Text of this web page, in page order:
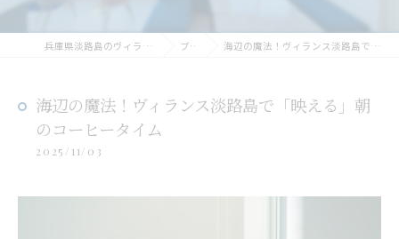
兵庫県淡路島のヴィラならヴィランス淡路島 ブログ 海辺の魔法！ヴィランス淡路島で「映える」朝のコーヒータイム
海辺の魔法！ヴィランス淡路島で「映える」朝
のコーヒータイム
2025/11/03